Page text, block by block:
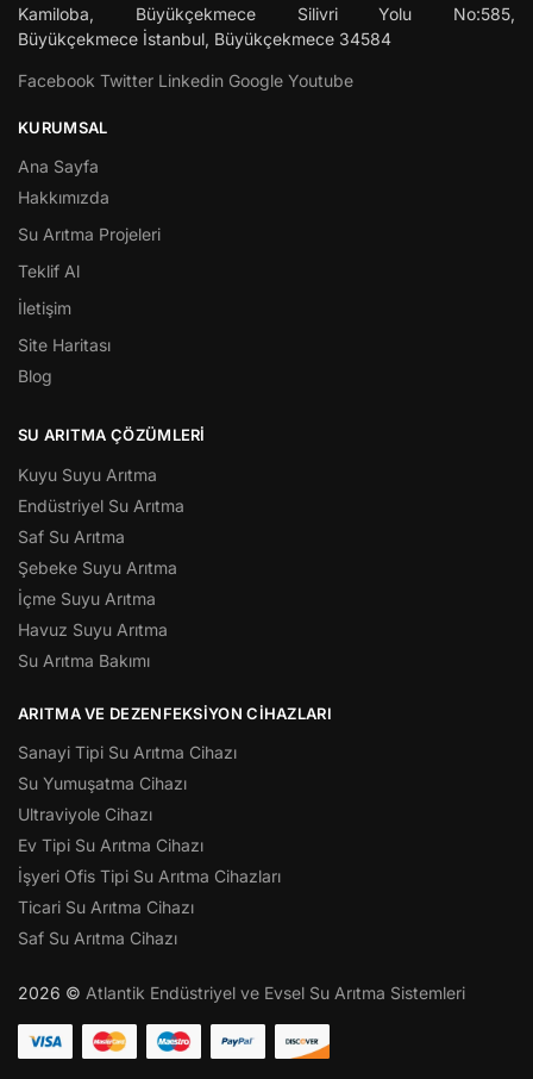
Kamiloba, Büyükçekmece Silivri Yolu No:585,
Büyükçekmece İstanbul, Büyükçekmece 34584
Facebook Twitter Linkedin Google Youtube
KURUMSAL
Ana Sayfa
Hakkımızda
Su Arıtma Projeleri
Teklif Al
İletişim
Site Haritası
Blog
SU ARITMA ÇÖZÜMLERI
Kuyu Suyu Arıtma
Endüstriyel Su Arıtma
Saf Su Arıtma
Şebeke Suyu Arıtma
İçme Suyu Arıtma
Havuz Suyu Arıtma
Su Arıtma Bakımı
ARITMA VE DEZENFEKSIYON CIHAZLARI
Sanayi Tipi Su Arıtma Cihazı
Su Yumuşatma Cihazı
Ultraviyole Cihazı
Ev Tipi Su Arıtma Cihazı
İşyeri Ofis Tipi Su Arıtma Cihazları
Ticari Su Arıtma Cihazı
Saf Su Arıtma Cihazı
2026 © Atlantik Endüstriyel ve Evsel Su Arıtma Sistemleri